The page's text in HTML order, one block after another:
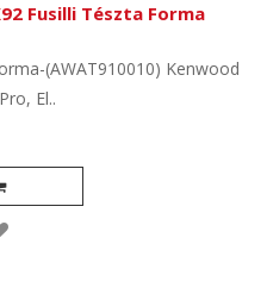
Fusilli Tészta Forma
(AWAT910010) Kenwood
El..